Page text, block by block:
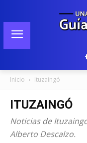
Inicio Ituzaingó
ITUZAINGÓ
Noticias de
Alberto Descalzo.